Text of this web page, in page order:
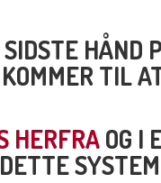
HÅND
TIL
HERFRAOG I